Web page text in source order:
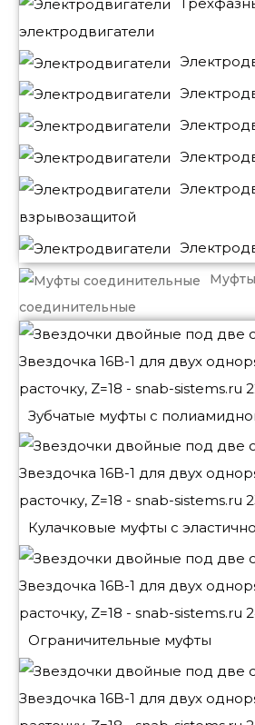
электродвигатели
взрывозащитой
Муфты
соединительные
Зубчатые муфты с
Кулачковые муфты с
Ограничительные муфты